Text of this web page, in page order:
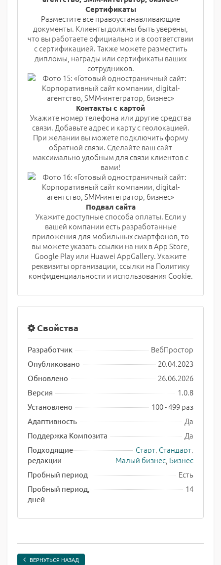
Сертификаты
Разместите все правоустанавливающие
документы. Клиенты должны быть уверены,
что вы работаете официально и в соответствии
с сертификацией. Также можете разместить
дипломы, награды или сертификаты ваших
сотрудников.
Контакты с картой
Укажите номер телефона или другие средства
связи. Добавьте адрес и карту с геолокацией.
При желании вы можете подключить форму
обратной связи. Сделайте ваш сайт
максимально удобным для связи клиентов с
вами!
Подвал сайта
Укажите доступные способа оплаты. Если у
вашей компании есть разработанные
приложения для мобильных смартфонов, то
вы можете указать ссылки на них в App Store,
Google Play или Huawei AppGallery. Укажите
реквизиты организации, ссылки на Политику
конфиденциальности и использования Cookie.
Свойства
Разработчик ВебПростор
Опубликовано 20.04.2023
Обновлено 26.06.2026
Версия 1.0.8
Установлено 100 - 499 раз
Адаптивность Да
Поддержка Композита Да
Подходящие
редакции
Старт Стандарт
Малый бизнес Бизнес
Пробный период Есть
Пробный период,
дней
14
ВЕРНУТЬСЯ НАЗАД